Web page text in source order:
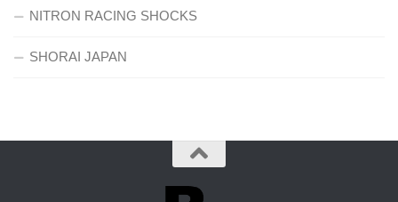
NITRON RACING SHOCKS
SHORAI JAPAN